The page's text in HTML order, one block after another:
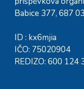
Babice 377, 687
ID : kx6mjia
IČO: 75020904
REDIZO: 600 124